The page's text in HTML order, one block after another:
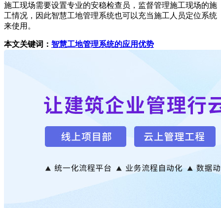
施工现场需要设置专业的安稳检查员，监督管理施工现场的施
工情况，因此智慧工地管理系统也可以充当施工人员定位系统
来使用。
本文关键词： 智慧工地管理系统的应用优势